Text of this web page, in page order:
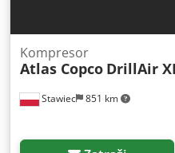
Stawiec 851 km
Kompresor
Atlas Copco DrillAir